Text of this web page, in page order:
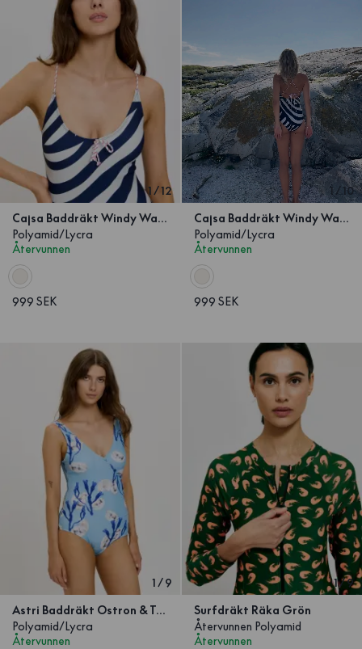
1/12
Cajsa Baddräkt Windy Wave
Polyamid/Lycra
Återvunnen
999 SEK
1/10
Cajsa Baddräkt Windy Wave
Polyamid/Lycra
Återvunnen
999 SEK
1/9
Astri Baddräkt Ostron & Tång
Polyamid/Lycra
Återvunnen
1/9
Surfdräkt Räka Grön
Återvunnen Polyamid
Återvunnen